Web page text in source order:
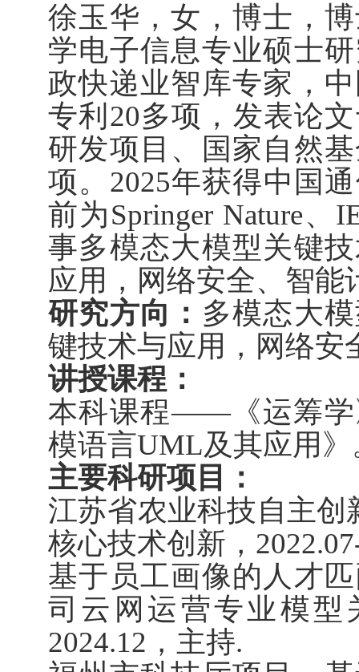
徐玉华，女，博士，
学电子信息专业硕士
政快递业智库专家，
专利20多项，发表论
研发项目、国家自然
项。2025年获得中国
前为Springer Nature
事多模态大模型关键
应用，网络安全、智能
研究方向： 多模态大
键技术与应用，网络安
讲授课程：
本科课程——《运筹
模语言UML及其应用》
主要科研项目：
江苏省农业科技自主
核心技术创新，
基于员工画像的人才
司云网运营专业模型
2024.12，主持.